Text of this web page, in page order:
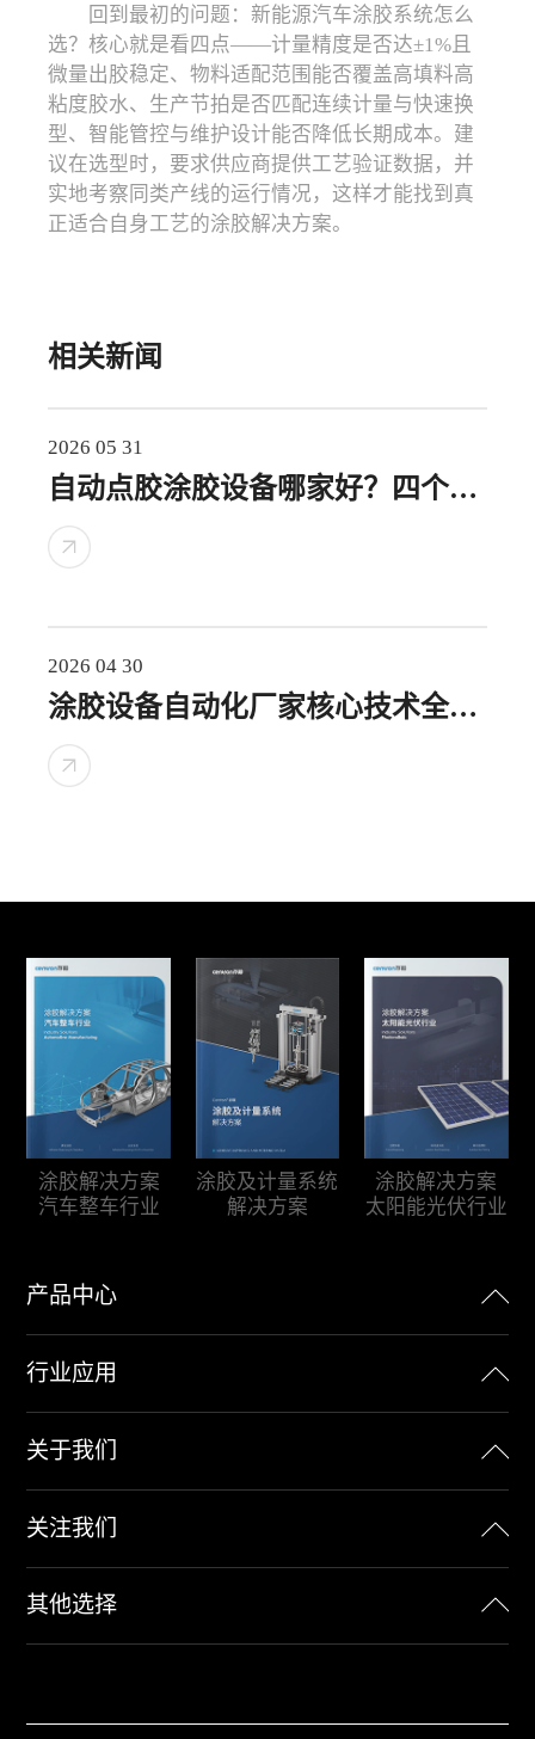
回到最初的问题：新能源汽车涂胶系统怎么
选？核心就是看四点——计量精度是否达±1%且
微量出胶稳定、物料适配范围能否覆盖高填料高
粘度胶水、生产节拍是否匹配连续计量与快速换
型、智能管控与维护设计能否降低长期成本。建
议在选型时，要求供应商提供工艺验证数据，并
实地考察同类产线的运行情况，这样才能找到真
正适合自身工艺的涂胶解决方案。
相关新闻
2026 05 31
自动点胶涂胶设备哪家好？四个维
度帮你做出靠谱选择
2026 04 30
涂胶设备自动化厂家核心技术全解
析
产品中心
行业应用
关于我们
关注我们
其他选择
涂胶解决方案
汽车整车行业
涂胶及计量系统
解决方案
涂胶解决方案
太阳能光伏行业